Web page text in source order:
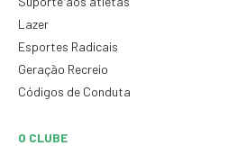
Lazer
Esportes Radicais
Geração Recreio
Códigos de Conduta
O CLUBE